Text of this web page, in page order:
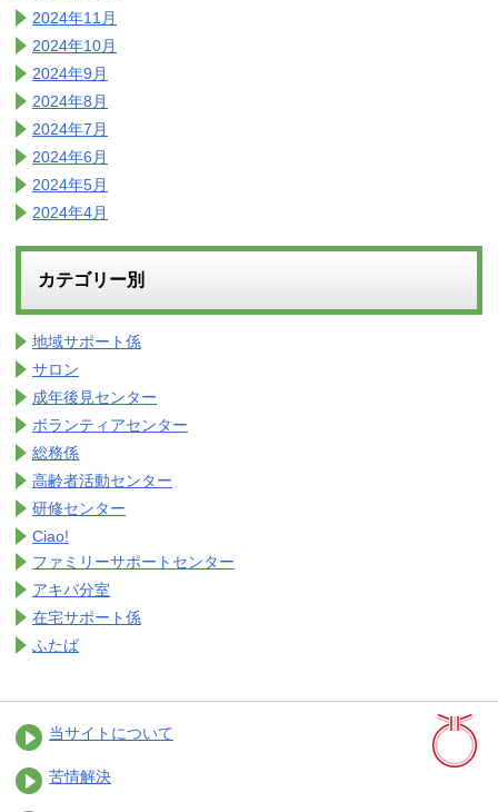
2024年11月
2024年10月
2024年9月
2024年8月
2024年7月
2024年6月
2024年5月
2024年4月
カテゴリー別
地域サポート係
サロン
成年後見センター
ボランティアセンター
総務係
高齢者活動センター
研修センター
Ciao!
ファミリーサポートセンター
アキバ分室
在宅サポート係
ふたば
当サイトについて
苦情解決